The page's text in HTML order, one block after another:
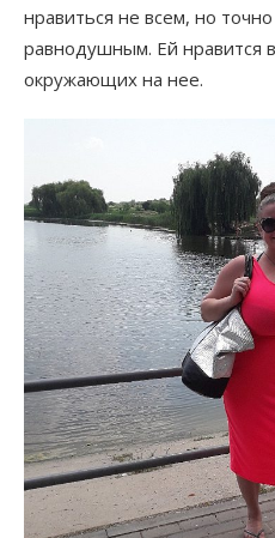
нравиться не всем, но
равнодушным. Ей нравится
окружающих на нее.